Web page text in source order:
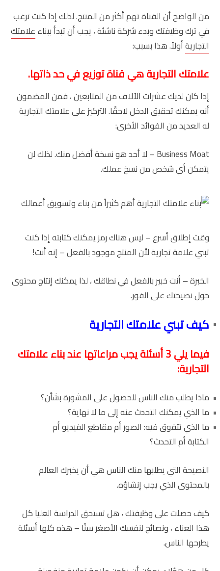
من الواضح أن القناة تهم أكثر من المنتج. لذلك إذا كنت ترغب
في ترك وظيفتك وبدء شركة ناشئة ، يجب أن تبدأ ببناءعلامتك
التجاريةأولاً. هذا بسبب:
علامتك التجارية هي قناة توزيع في حد ذاتها.
إذا كان لديك عشرات الآلاف من المتابعين ، فمن المضمون
أنه يمكنك تحقيق الدخل لاحقًا. التركيز على علامتك التجارية
له العديد من الفوائد الأخرى:
Business Moat – لا أحد هو نسخة أفضل منك. لذلك لن
يتمكن أي شخص من نسخ عملك.
وقت إطلاق أسرع – ليس هناك رمز يمكنك كتابته إذا كنت
تبني علامة تجارية لأن المنتج موجود بالفعل – إنه أنت!
الخبرة – أنت خبير بالفعل في نطاقك ، لذا يمكنك إنتاج محتوى
حول نصيحتك على الفور.
كيف تبني علامتك التجارية
فيما يلي 3 أسئلة يجب مراعاتها عند بناء علامتك
التجارية:
ماذا يطلب منك الناس للحصول على المشورة بشأن؟
ما الذي يمكنك التحدث عنه إلى ما لا نهاية؟
ما الذي تتفوق فيه: الصور أم مقاطع الفيديو أم
الكتابة أم التحدث؟
النصيحة التي يطلبها منك الناس هي أن يخبرك العالم
بالمحتوى الذي يجب إنشاؤه.
كيف حصلت على وظيفتك ، هل تستحق الدراسة العليا كل
هذا العناء ، ونصائح لنفسك الأصغر سنًا – هذه كلها أسئلة
يطرحها الناس.